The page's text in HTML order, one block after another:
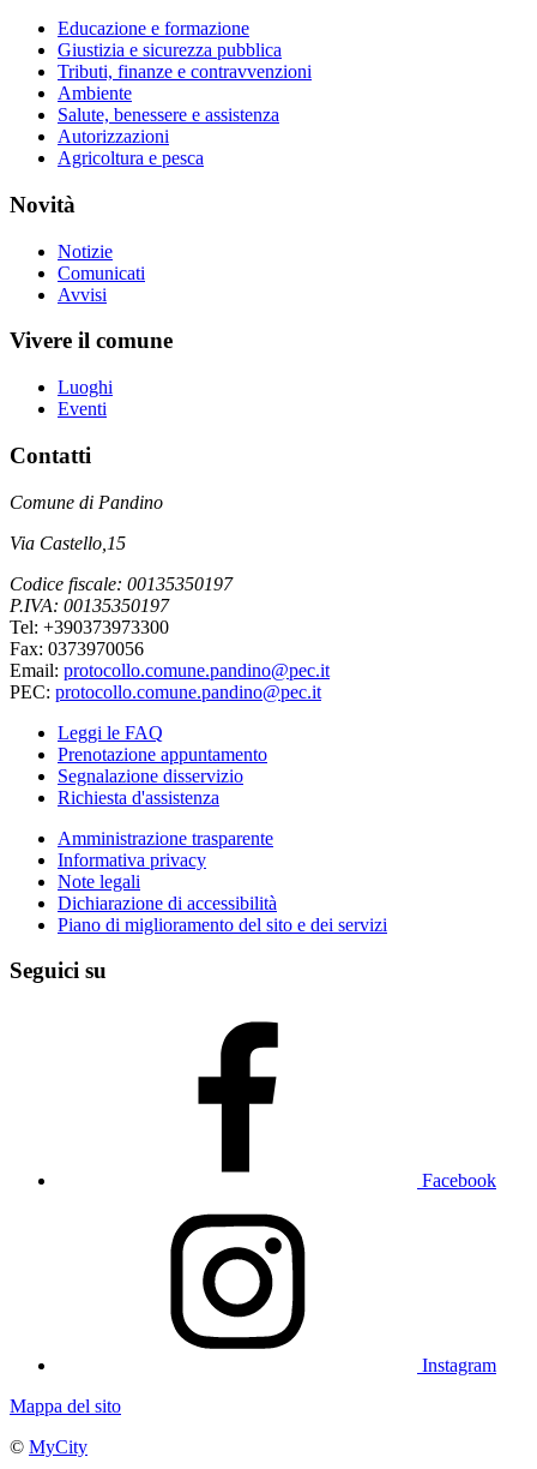
Educazione e formazione
Giustizia e sicurezza pubblica
Tributi, finanze e contravvenzioni
Ambiente
Salute, benessere e assistenza
Autorizzazioni
Agricoltura e pesca
Novità
Notizie
Comunicati
Avvisi
Vivere il comune
Luoghi
Eventi
Contatti
Comune di Pandino
Via Castello,15
Codice fiscale: 00135350197
P.IVA: 00135350197
Tel: +390373973300
Fax: 0373970056
Email: protocollo.comune.pandino@pec.it
PEC: protocollo.comune.pandino@pec.it
Leggi le FAQ
Prenotazione appuntamento
Segnalazione disservizio
Richiesta d'assistenza
Amministrazione trasparente
Informativa privacy
Note legali
Dichiarazione di accessibilità
Piano di miglioramento del sito e dei servizi
Seguici su
Facebook
Instagram
Mappa del sito
© MyCity